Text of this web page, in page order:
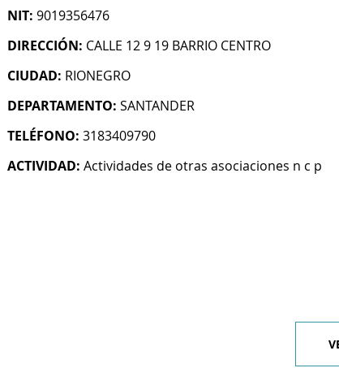
NIT: 9019356476
DIRECCIÓN: CALLE 12 9 19 BARRIO CENTRO
CIUDAD: RIONEGRO
DEPARTAMENTO: SANTANDER
TELÉFONO: 3183409790
ACTIVIDAD: Actividades de otras asociaciones n c p